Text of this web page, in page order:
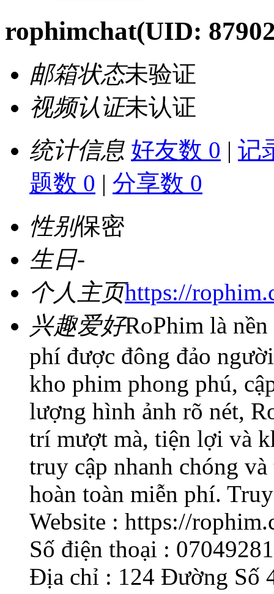
rophimchat(UID:
邮箱状态未验证
视频认证未认证
统计信息 好友数 0 | 记
题数 0 | 分享数 0
性别保密
生日-
个人主页https://
兴趣爱好RoPhim là
phí được đông đảo
kho phim phong phú,
lượng hình ảnh rõ nét,
trí mượt mà, tiện lợi và
truy cập nhanh chóng
hoàn toàn miễn phí.
Website : https://
Số điện thoại :
Địa chỉ : 124 Đường Số